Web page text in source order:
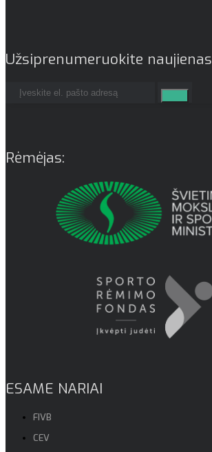
Užsiprenumeruokite naujienas
Rėmėjas:
ESAME NARIAI
FIVB
CEV